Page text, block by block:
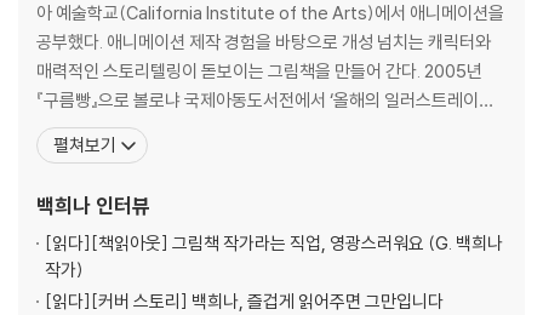
아 예술학교(California Institute of the Arts)에서 애니메이션을
공부했다. 애니메이션 제작 경험을 바탕으로 개성 넘치는 캐릭터와
매력적인 스토리텔링이 돋보이는 그림책을 만들어 간다. 2005년
『구름빵』으로 볼로냐 국제아동도서전에서 ‘올해의 일러스트레이
터’로 선정되면서 이름을 알리기 시작했으며, 2012년과 2013년에는
『장수탕 선녀님』으로 한국출판문화상과 창원아동문학상을 동시에
리스트((IBBY Honour List)
펼쳐보기
백희나 인터뷰
[읽다] [책읽아웃] 그림책 작가라는 직업, 영광스러워요 (G. 백희나
작가)
[읽다] [커버 스토리] 백희나, 즐겁게 읽어주면 그만입니다